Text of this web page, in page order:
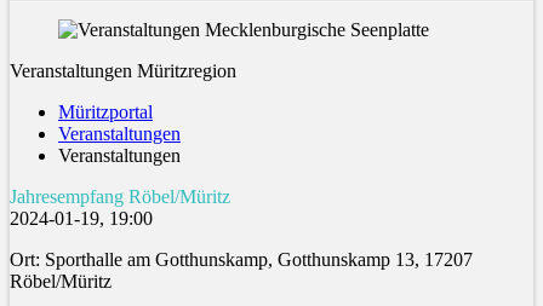
Veranstaltungen Müritzregion
Müritzportal
Veranstaltungen
Veranstaltungen
Jahresempfang Röbel/Müritz
2024-01-19, 19:00
Ort: Sporthalle am Gotthunskamp, Gotthunskamp 13, 17207
Röbel/Müritz